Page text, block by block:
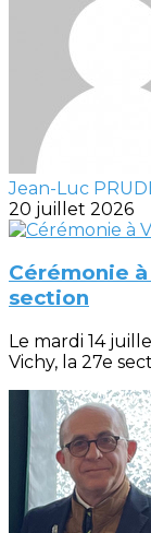
Jean-Luc
20 juillet 2026
Cérémonie
section
Le mardi 14
Vichy, la 27e